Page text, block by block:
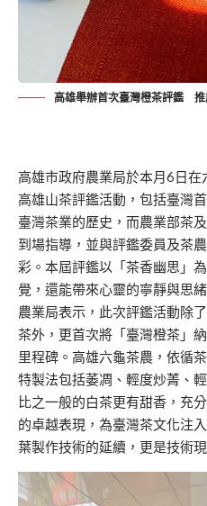
高雄舉辦首次臺灣橙茶評鑑 推
高雄市政府農業局於本月6日
高雄山茶評鑑活動，包括臺灣
臺灣茶業的歷史，而農業部茶
到場指導，並與評鑑委員及茶
彩。本屆評鑑以「茶香幽思」
覺，還能帶來心靈的寧靜與思
農業局表示，此次評鑑活動除
茶外，更首次將「臺灣橙茶」
里程碑。高雄六龜茶農，依循
特製法包括萎凋、輕度炒菁、
比之一般的白茶更有甜香，充
的卓越表現，為臺灣茶文化注
葉製作技術的延續，更是技術